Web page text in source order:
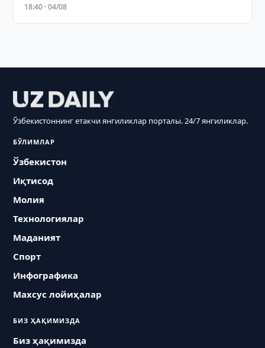
18:40 · 04/08
Ўзбекистоннинг етакчи янгиликлар порталы. 24/7 янгиликлар.
БЎЛИМЛАР
Ўзбекистон
Иқтисод
Молия
Технологиялар
Маданият
Спорт
Инфографика
Махсус лойиҳалар
БИЗ ҲАҚИМИЗДА
Биз ҳақимизда